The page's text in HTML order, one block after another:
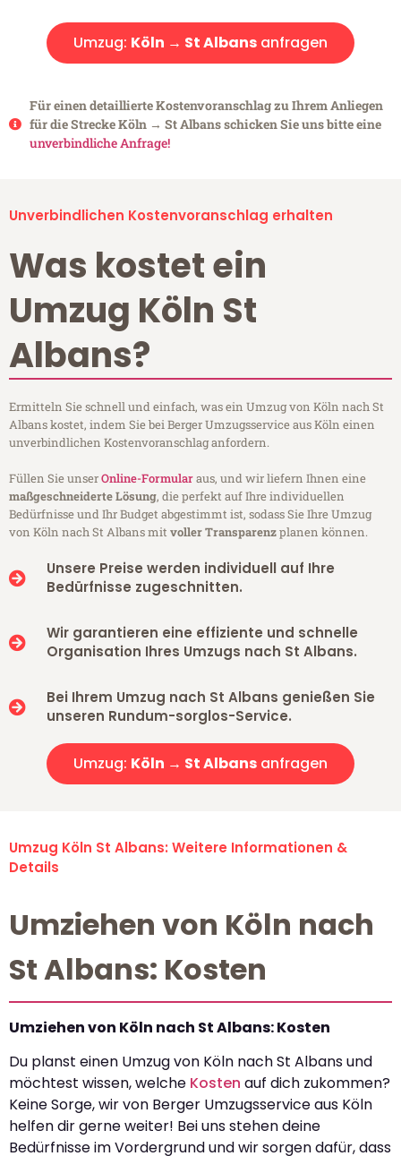
Umzug: Köln → St Albans anfragen
Für einen detaillierte Kostenvoranschlag zu Ihrem Anliegen
für die Strecke Köln → St Albans schicken Sie uns bitte eine
unverbindliche Anfrage!
Unverbindlichen Kostenvoranschlag erhalten
Was kostet ein
Umzug Köln St
Albans?
Ermitteln Sie schnell und einfach, was ein Umzug von Köln nach St
Albans kostet, indem Sie bei Berger Umzugsservice aus Köln einen
unverbindlichen Kostenvoranschlag anfordern.
Füllen Sie unserOnline-Formularaus, und wir liefern Ihnen eine
maßgeschneiderte Lösung, die perfekt auf Ihre individuellen
Bedürfnisse und Ihr Budget abgestimmt ist, sodass Sie Ihre Umzug
von Köln nach St Albans mitvoller Transparenzplanen können.
Unsere Preise werden individuell auf Ihre
Bedürfnisse zugeschnitten.
Wir garantieren eine effiziente und schnelle
Organisation Ihres Umzugs nach St Albans.
Bei Ihrem Umzug nach St Albans genießen Sie
unseren Rundum-sorglos-Service.
Umzug: Köln → St Albans anfragen
Umzug Köln St Albans: Weitere Informationen &
Details
Umziehen von Köln nach
St Albans: Kosten
Umziehen von Köln nach St Albans: Kosten
Du planst einen Umzug von Köln nach St Albans und
möchtest wissen, welche Kosten auf dich zukommen?
Keine Sorge, wir von Berger Umzugsservice aus Köln
helfen dir gerne weiter! Bei uns stehen deine
Bedürfnisse im Vordergrund und wir sorgen dafür, dass